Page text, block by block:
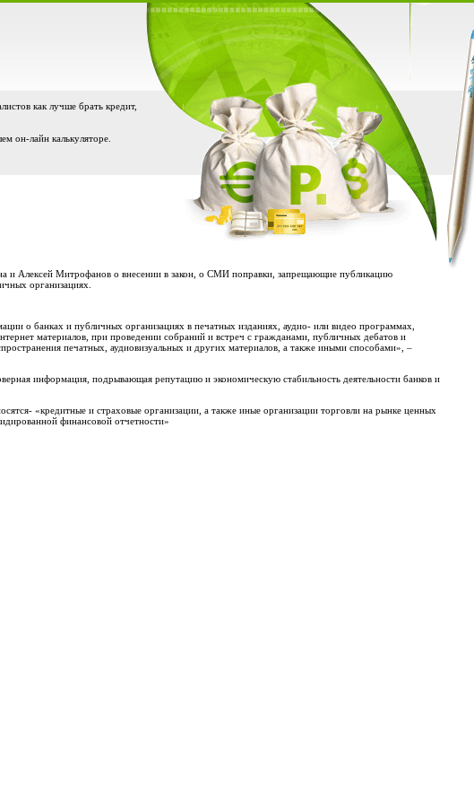
как лучше брать кредит,
он-лайн калькуляторе.
и Алексей Митрофанов о внесении в закон, о СМИ поправки, запрещающие публикацию
организациях.
о банках и публичных организациях в печатных изданиях, аудио- или видео программах,
материалов, при проведении собраний и встреч с гражданами, публичных дебатов и
печатных, аудиовизуальных и других материалов, а также иными способами», –
информация, подрывающая репутацию и экономическую стабильность деятельности банков и
«кредитные и страховые организации, а также иные организации торговли на рынке ценных
финансовой отчетности»